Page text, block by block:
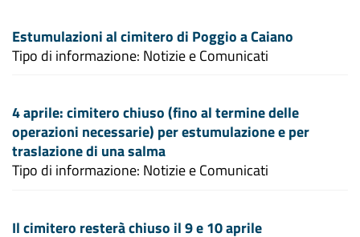
Estumulazioni al cimitero di Poggio a Caiano
Tipo di informazione: Notizie e Comunicati
4 aprile: cimitero chiuso (fino al termine delle
operazioni necessarie) per estumulazione e per
traslazione di una salma
Tipo di informazione: Notizie e Comunicati
Il cimitero resterà chiuso il 9 e 10 aprile